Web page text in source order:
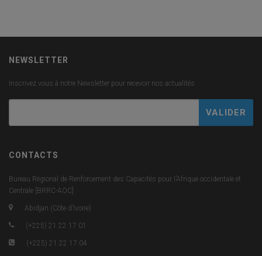
NEWSLETTER
Inscrivez vous à notre Newsletter pour recevoir nos actualités
CONTACTS
Bureau Régional de Renforcement des Capacités pour l’Afrique occidentale et
Centrale [BRRC-AOC]
Abidjan (Côte d’Ivoire)
(+225) 21 22 17 01
(+225) 21 22 17 04